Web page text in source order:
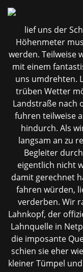
lief uns der
Höhenmeter
werden. Teilweise
mit einem
uns umdrehten.
trüben Wetter
Landstraße nach
fuhren teilweise
hindurch. Als
langsam an zu
Begleiter
eigentlich nicht
damit gerechnet
fahren würden,
verderben. Wir
Lahnkopf, der
Lahnquelle in
die imposante
schien sie eher
kleiner Tümpel